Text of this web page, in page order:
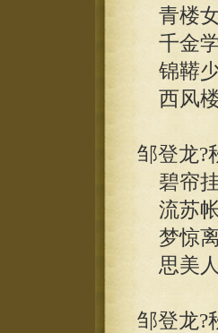
青楼女
千金学
锦鞯少
西风楼
邹登龙?
碧帘挂
流苏帐
梦惊离
思美人
邹登龙?